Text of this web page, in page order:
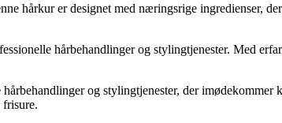
hårkur er designet med næringsrige ingredienser,
hårbehandlinger og stylingtjenester. Med
og stylingtjenester, der imødekommer
frisure.